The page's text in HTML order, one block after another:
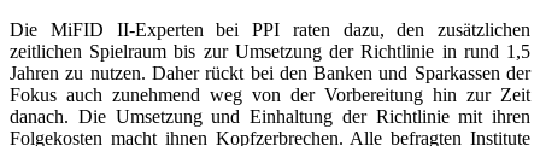
Die MiFID II-Experten bei PPI raten dazu, den zusätzlichen
zeitlichen Spielraum bis zur Umsetzung der Richtlinie in rund 1,5
Jahren zu nutzen. Daher rückt bei den Banken und Sparkassen der
Fokus auch zunehmend weg von der Vorbereitung hin zur Zeit
danach. Die Umsetzung und Einhaltung der Richtlinie mit ihren
Folgekosten macht ihnen Kopfzerbrechen. Alle befragten Institute